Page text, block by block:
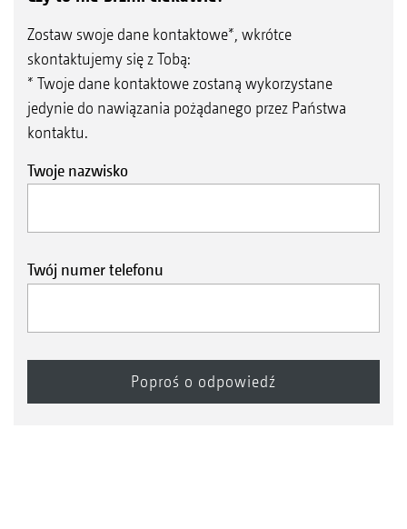
Zostaw swoje dane kontaktowe*, wkrótce
skontaktujemy się z Tobą:
* Twoje dane kontaktowe zostaną wykorzystane
jedynie do nawiązania pożądanego przez Państwa
kontaktu.
Twoje nazwisko
Twój numer telefonu